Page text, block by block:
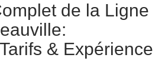
de la Ligne
& Expérience